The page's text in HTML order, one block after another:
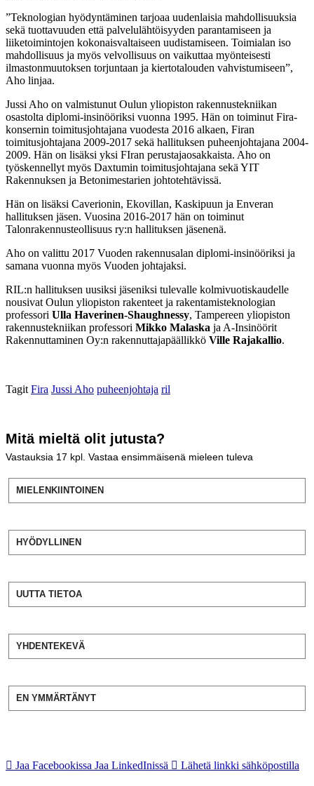
”Teknologian hyödyntäminen tarjoaa uudenlaisia mahdollisuuksia
sekä tuottavuuden että palvelulähtöisyyden parantamiseen ja
liiketoimintojen kokonaisvaltaiseen uudistamiseen. Toimialan iso
mahdollisuus ja myös velvollisuus on vaikuttaa myönteisesti
ilmastonmuutoksen torjuntaan ja kiertotalouden vahvistumiseen”,
Aho linjaa.
Jussi Aho on valmistunut Oulun yliopiston rakennustekniikan
osastolta diplomi-insinööriksi vuonna 1995. Hän on toiminut Fira-
konsernin toimitusjohtajana vuodesta 2016 alkaen, Firan
toimitusjohtajana 2009-2017 sekä hallituksen puheenjohtajana 2004-
2009. Hän on lisäksi yksi FIran perustajaosakkaista. Aho on
työskennellyt myös Daxtumin toimitusjohtajana sekä YIT
Rakennuksen ja Betonimestarien johtotehtävissä.
Hän on lisäksi Caverionin, Ekovillan, Kaskipuun ja Enveran
hallituksen jäsen. Vuosina 2016-2017 hän on toiminut
Talonrakennusteollisuus ry:n hallituksen jäsenenä.
Aho on valittu 2017 Vuoden rakennusalan diplomi-insinööriksi ja
samana vuonna myös Vuoden johtajaksi.
RIL:n hallituksen uusiksi jäseniksi tulevalle kolmivuotiskaudelle
nousivat Oulun yliopiston rakenteet ja rakentamisteknologian
professori Ulla Haverinen-Shaughnessy, Tampereen yliopiston
rakennustekniikan professori Mikko Malaska ja A-Insinöörit
Rakennuttaminen Oy:n rakennuttajapäällikkö Ville Rajakallio.
Tagit Fira Jussi Aho puheenjohtaja ril
Mitä mieltä olit jutusta?
Vastauksia 17 kpl. Vastaa ensimmäisenä mieleen tuleva
MIELENKIINTOINEN
HYÖDYLLINEN
UUTTA TIETOA
YHDENTEKEVÄ
EN YMMÄRTÄNYT
Jaa Facebookissa Jaa LinkedInissä Lähetä linkki sähköpostilla